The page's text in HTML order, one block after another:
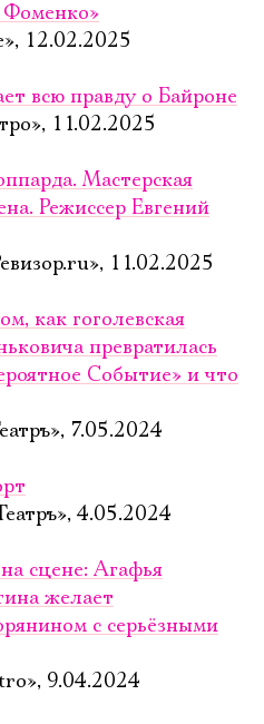
Фоменко»
12.02.2025
всю правду о Байроне
11.02.2025
Мастерская
Режиссер Евгений
11.02.2025
как гоголевская
превратилась
Событие» и что
7.05.2024
4.05.2024
сцене: Агафья
желает
с серьёзными
9.04.2024